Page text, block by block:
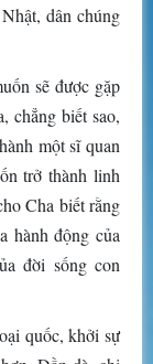
dân chúng
sẽ được gặp
chẳng biết sao,
một sĩ quan
trở thành linh
Cha biết rằng
hành động của
đời sống con
quốc, khởi sự